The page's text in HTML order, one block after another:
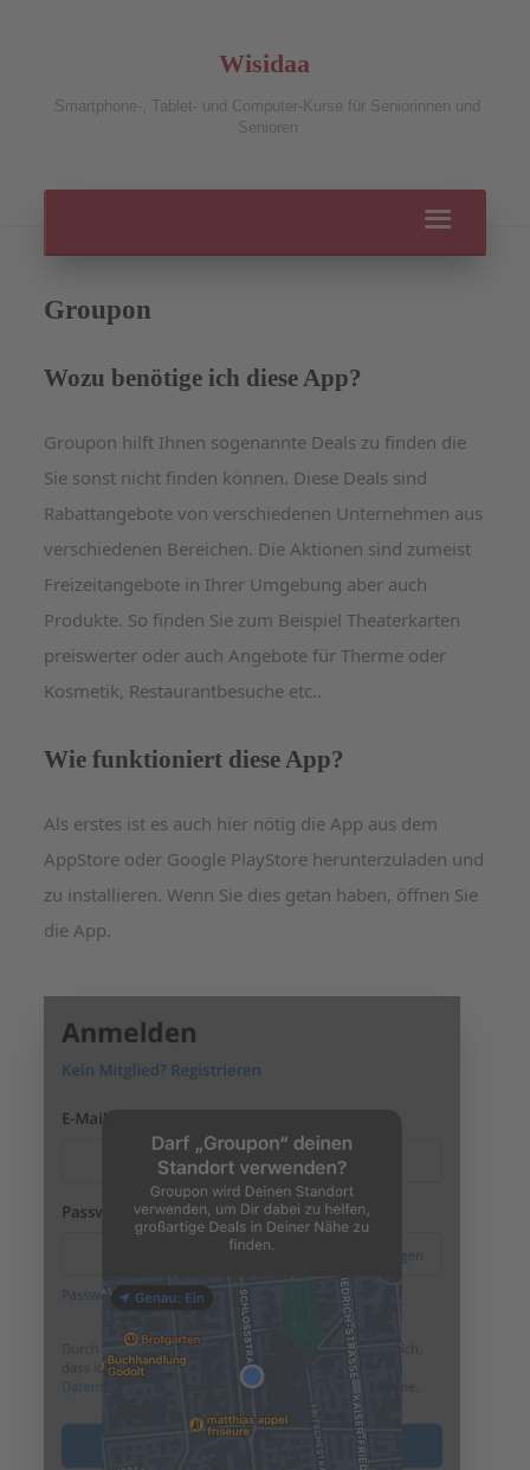
Wisidaa
Smartphone-, Tablet- und Computer-Kurse für Seniorinnen und
Senioren
Groupon
Wozu benötige ich diese App?
Groupon hilft Ihnen sogenannte Deals zu finden die
Sie sonst nicht finden können. Diese Deals sind
Rabattangebote von verschiedenen Unternehmen aus
verschiedenen Bereichen. Die Aktionen sind zumeist
Freizeitangebote in Ihrer Umgebung aber auch
Produkte. So finden Sie zum Beispiel Theaterkarten
preiswerter oder auch Angebote für Therme oder
Kosmetik, Restaurantbesuche etc..
Wie funktioniert diese App?
Als erstes ist es auch hier nötig die App aus dem
AppStore oder Google PlayStore herunterzuladen und
zu installieren. Wenn Sie dies getan haben, öffnen Sie
die App.